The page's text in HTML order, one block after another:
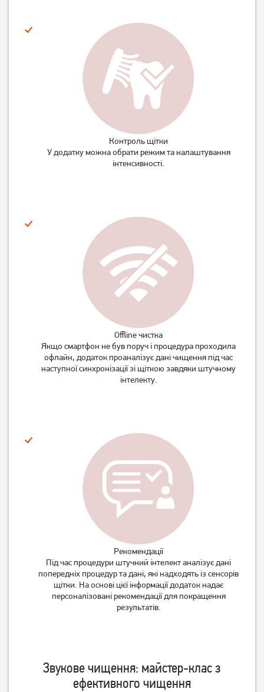
Контроль щітки
У додатку можна обрати режим та налаштування
інтенсивності.
Offline чистка
Якщо смартфон не був поруч і процедура проходила
офлайн, додаток проаналізує дані чищення під час
наступної синхронізації зі щіткою завдяки штучному
інтелекту.
Рекомендації
Під час процедури штучний інтелект аналізує дані
попередніх процедур та дані, які надходять із сенсорів
щітки. На основі цієї інформації додаток надає
персоналізовані рекомендації для покращення
результатів.
Звукове чищення: майстер-клас з
ефективного чищення